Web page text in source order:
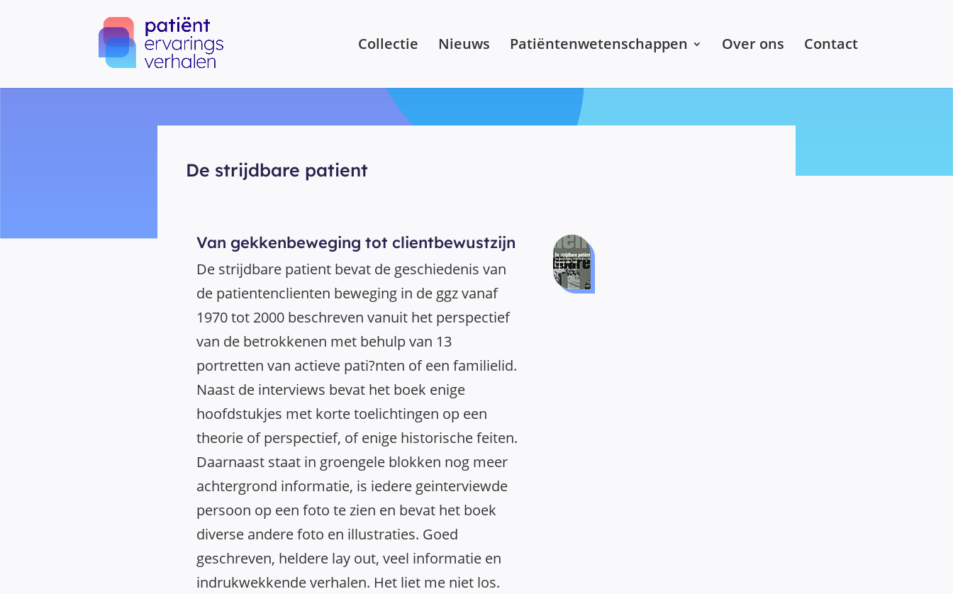
Collectie Nieuws Patiëntenwetenschappen Over ons Contact
De strijdbare patient
Van gekkenbeweging tot clientbewustzijn
De strijdbare patient bevat de geschiedenis van
de patientenclienten beweging in de ggz vanaf
1970 tot 2000 beschreven vanuit het perspectief
van de betrokkenen met behulp van 13
portretten van actieve pati?nten of een familielid.
Naast de interviews bevat het boek enige
hoofdstukjes met korte toelichtingen op een
theorie of perspectief, of enige historische feiten.
Daarnaast staat in groengele blokken nog meer
achtergrond informatie, is iedere geinterviewde
persoon op een foto te zien en bevat het boek
diverse andere foto en illustraties. Goed
geschreven, heldere lay out, veel informatie en
indrukwekkende verhalen. Het liet me niet los.